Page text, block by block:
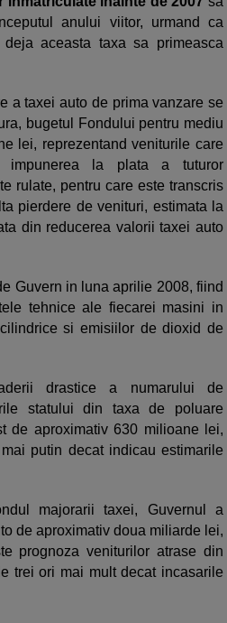
anului viitor, urmand ca
aceasta taxa sa primeasca
a taxei auto de prima vanzare se
bugetul Fondului pentru mediu
lei, reprezentand veniturile care
la plata a tuturor
rulate, pentru care este transcris
pierdere de venituri, estimata la
din reducerea valorii taxei auto
Guvern in luna aprilie 2008, fiind
tehnice ale fiecarei masini in
si emisiilor de dioxid de
drastice a numarului de
statului din taxa de poluare
de aproximativ 630 milioane lei,
putin decat indicau estimarile
majorarii taxei, Guvernul a
de aproximativ doua miliarde lei,
prognoza veniturilor atrase din
trei ori mai mult decat incasarile